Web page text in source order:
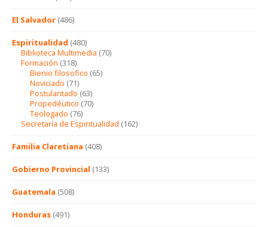
El Salvador (486)
Espiritualidad (480)
Biblioteca Multimedia (70)
Formación (318)
Bienio filosofico (65)
Noviciado (71)
Postulantado (63)
Propedéutico (70)
Teologado (76)
Secretaría de Espiritualidad (162)
Familia Claretiana (408)
Gobierno Provincial (133)
Guatemala (508)
Honduras (491)